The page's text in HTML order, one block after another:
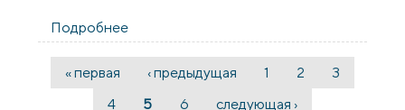
Подробнее
строительного лицея
Страницы
« первая ‹ предыдущая 1 2
3
4
5 6
следующая ›